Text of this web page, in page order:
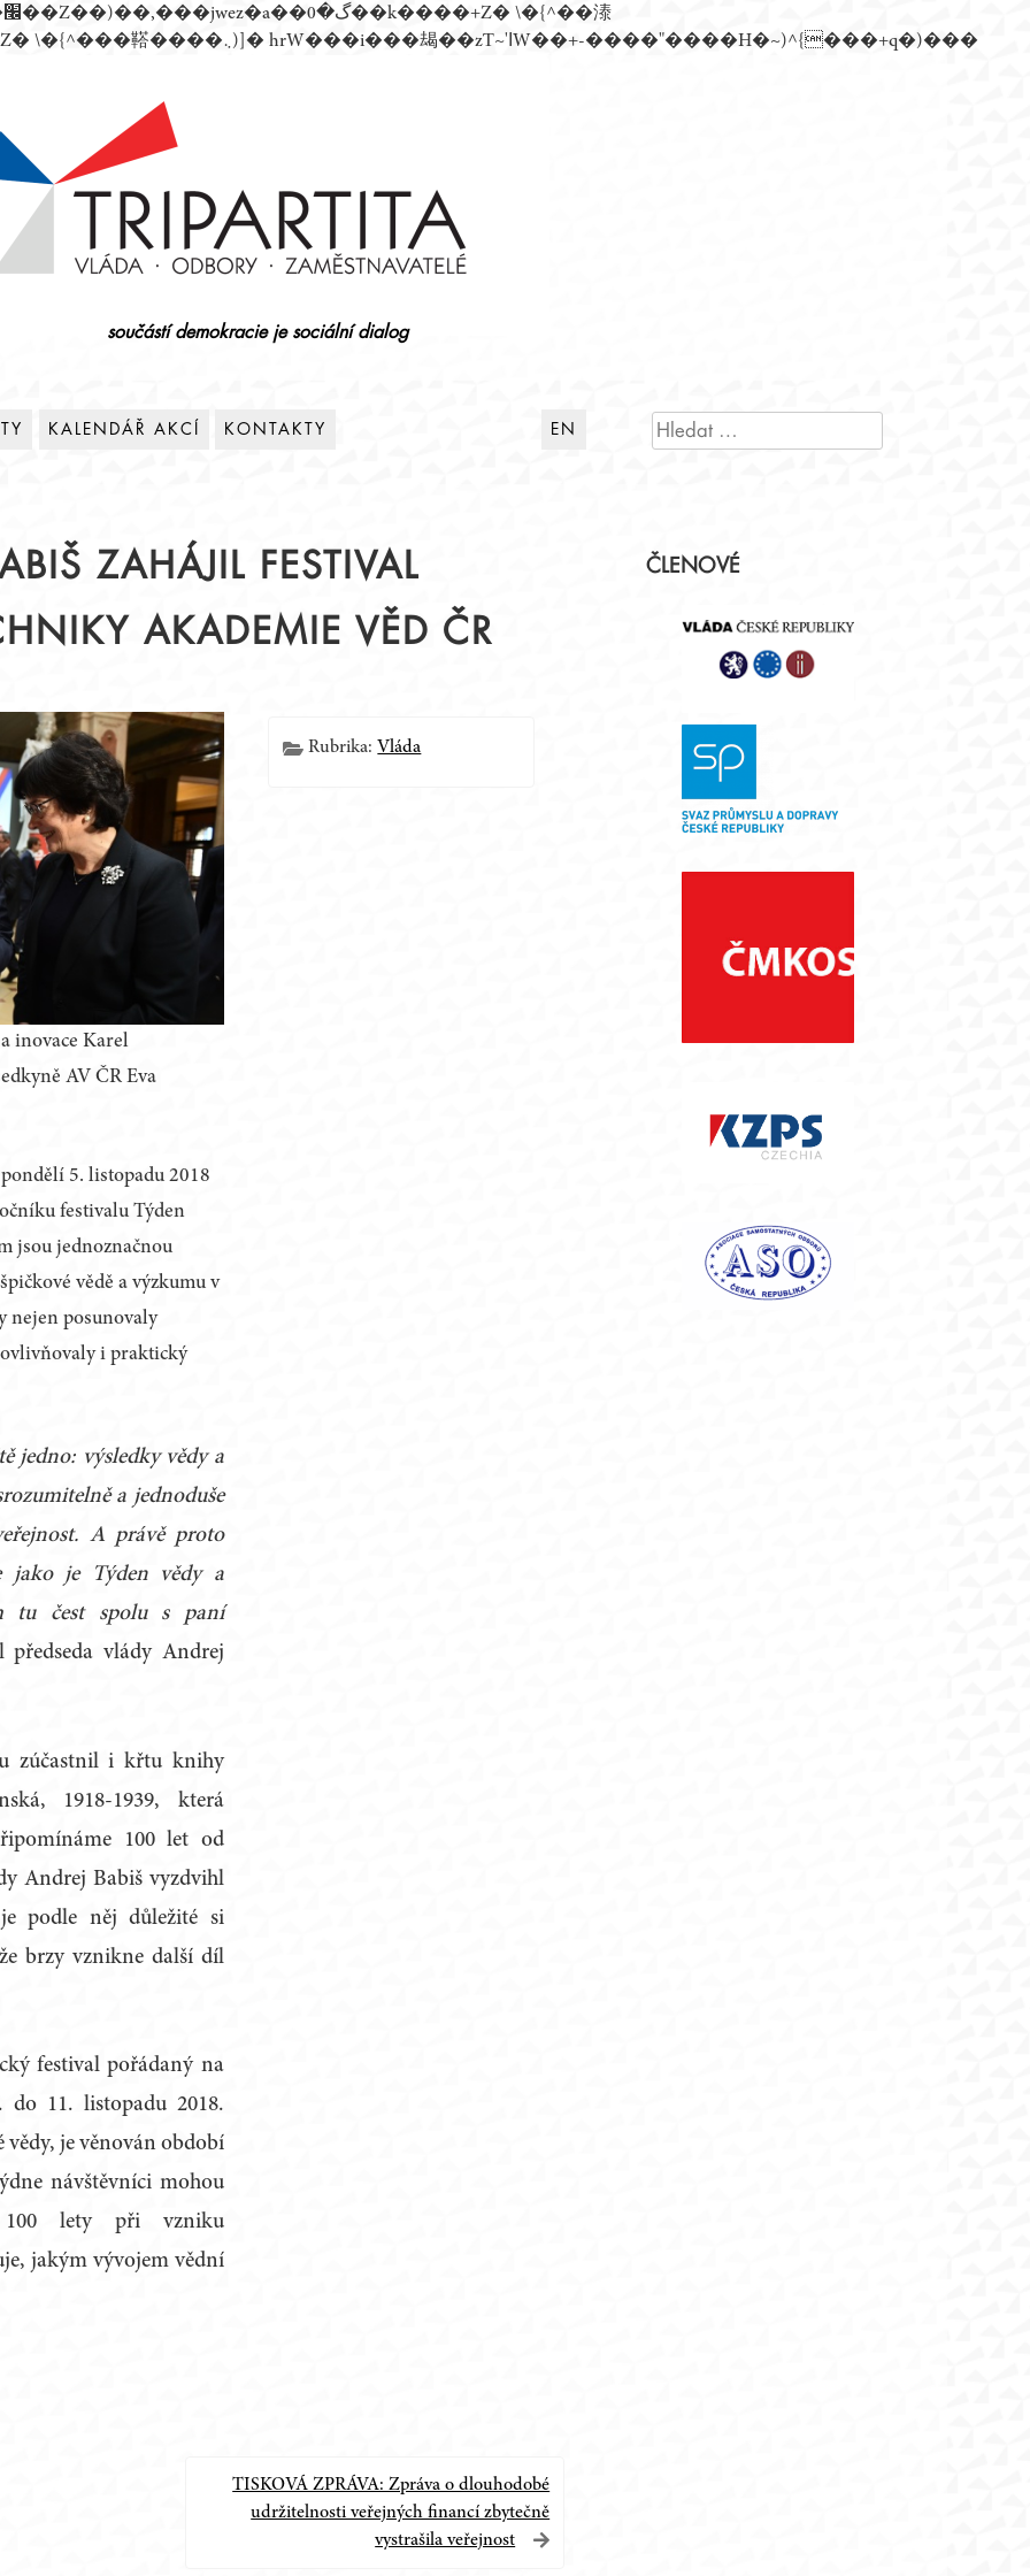
n�)���Z��)�����ڝǩ��+s�گ�0��k����+Z� \�{^���鞳����܆)]� hrW���i���朅��zƬ~'ߊW��+-����"����H�~)^{���+q�)���
součástí demokracie je sociální dialog
KALENDÁŘ AKCÍ KONTAKTY EN VYHLEDÁVÁNÍ
ZAHÁJIL FESTIVAL
AKADEMIE VĚD ČR
inovace Karel
AV ČR Eva
5. listopadu 2018
festivalu Týden
jsou jednoznačnou
vědě a výzkumu v
nejen posunovaly
i praktický
jedno: výsledky vědy a
a jednoduše
A právě proto
jako je Týden vědy a
tu čest spolu s paní
vlády Andrej
zúčastnil i křtu knihy
1918-1939, která
100 let od
Andrej Babiš vyzdvihl
podle něj důležité si
brzy vznikne další díl
festival pořádaný na
do 11. listopadu 2018.
je věnován období
návštěvníci mohou
lety při vzniku
jakým vývojem vědní
Rubrika: Vláda
TISKOVÁ ZPRÁVA: Zpráva o dlouhodobé
udržitelnosti veřejných financí zbytečně
vystrašila veřejnost
ČLENOVÉ